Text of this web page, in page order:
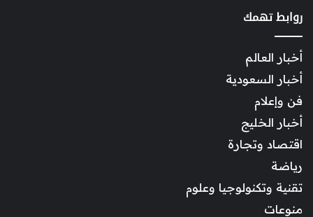
روابط تهمك
أخبار العالم
أخبار السعودية
فن وإعلام
أخبار الخليج
اقتصاد وتجارة
رياضة
تقنية وتكنولوجيا وعلوم
منوعات